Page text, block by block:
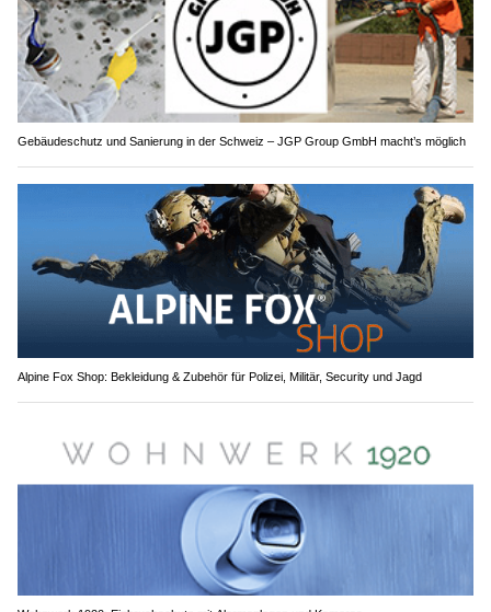
Gebäudeschutz und Sanierung in der Schweiz – JGP Group GmbH macht’s möglich
Alpine Fox Shop: Bekleidung & Zubehör für Polizei, Militär, Security und Jagd